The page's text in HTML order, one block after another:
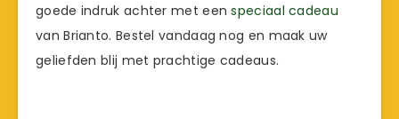
goede indruk achter met eenspeciaal cadeau
van Brianto. Bestel vandaag nog en maak uw
geliefden blij met prachtige cadeaus.